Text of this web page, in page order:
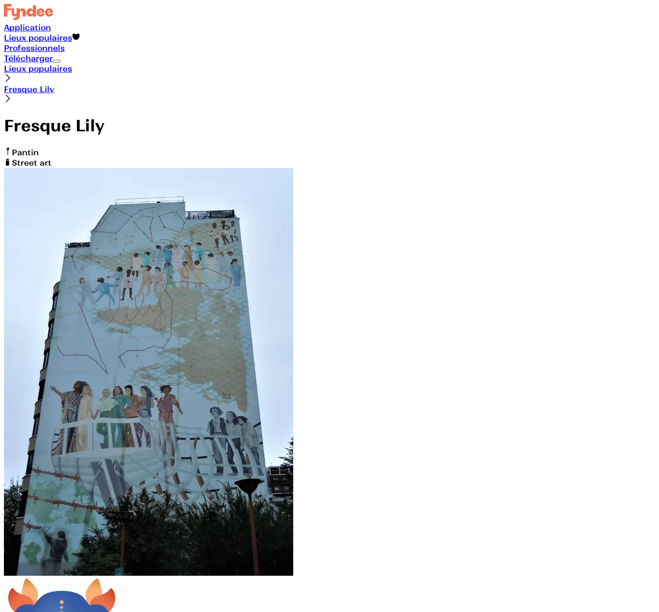
Application
Lieux populaires
Professionnels
Télécharger
Lieux populaires
Fresque Lily
Fresque Lily
Pantin
Street art